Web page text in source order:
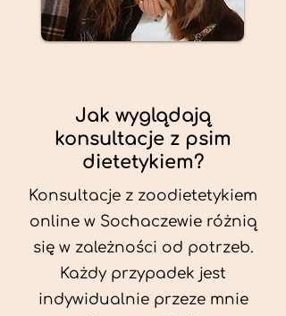
Jak wyglądają
konsultacje z psim
dietetykiem?
Konsultacje z zoodietetykiem
online w Sochaczewie różnią
się w zależności od potrzeb.
Każdy przypadek jest
indywidualnie przeze mnie